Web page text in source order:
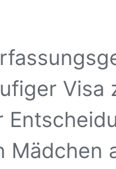
Visa
Mädchen